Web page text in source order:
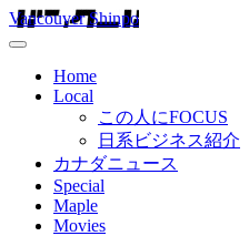
Vancouver Shinpo
Home
Local
この人にFOCUS
日系ビジネス紹介
カナダニュース
Special
Maple
Movies